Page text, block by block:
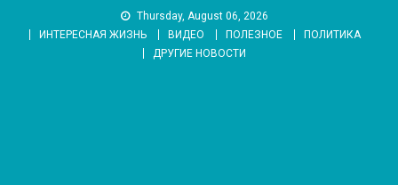
Thursday, August 06, 2026
ИНТЕРЕСНАЯ ЖИЗНЬ
ВИДЕО ПОЛЕЗНОЕ
ПОЛИТИКА
ДРУГИЕ НОВОСТИ